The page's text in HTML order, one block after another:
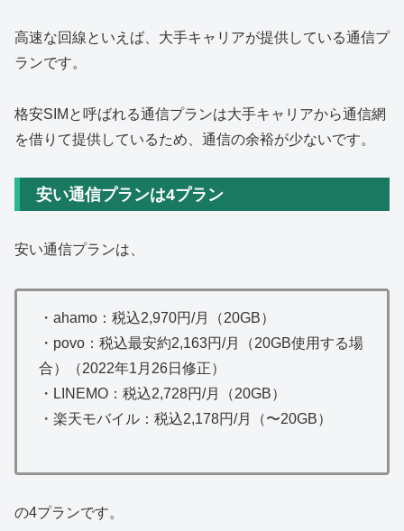
高速な回線といえば、大手キャリアが提供している通信プ
ランです。
格安SIMと呼ばれる通信プランは大手キャリアから通信網
を借りて提供しているため、通信の余裕が少ないです。
安い通信プランは4プラン
安い通信プランは、
・ahamo：税込2,970円/月（20GB）
・povo：税込最安約2,163円/月（20GB使用する場
合）（2022年1月26日修正）
・LINEMO：税込2,728円/月（20GB）
・楽天モバイル：税込2,178円/月（〜20GB）
の4プランです。